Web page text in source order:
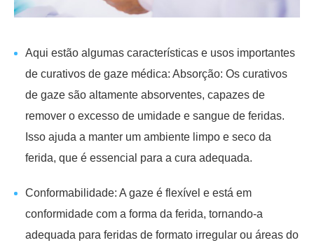
Aqui estão algumas características e usos importantes
de curativos de gaze médica: Absorção: Os curativos
de gaze são altamente absorventes, capazes de
remover o excesso de umidade e sangue de feridas.
Isso ajuda a manter um ambiente limpo e seco da
ferida, que é essencial para a cura adequada.
Conformabilidade: A gaze é flexível e está em
conformidade com a forma da ferida, tornando-a
adequada para feridas de formato irregular ou áreas do